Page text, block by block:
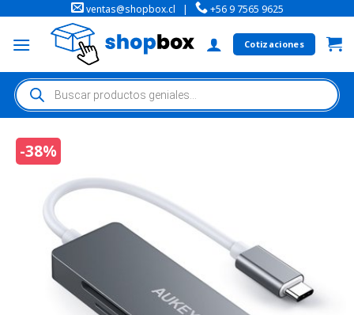
ventas@shopbox.cl | +56 9 7565 9625
Cotizaciones
-38%